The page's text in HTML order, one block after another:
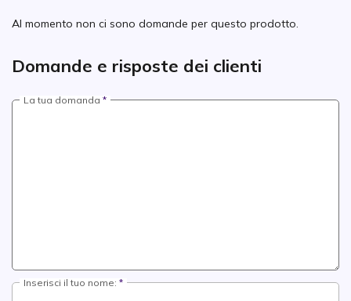
Al momento non ci sono domande per questo prodotto.
Domande e risposte dei clienti
La tua domanda
Inserisci il tuo nome: